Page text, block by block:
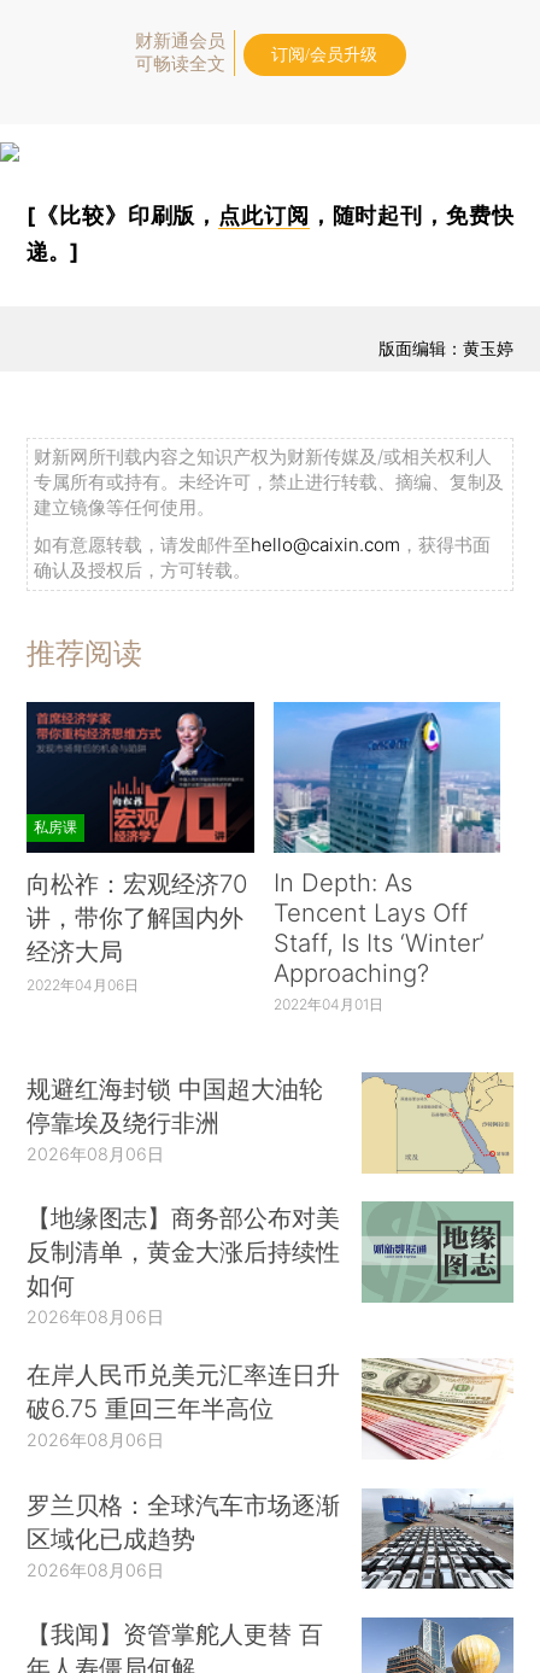
财新通会员
可畅读全文
订阅/会员升级
[《比较》印刷版， 点此订阅 ，随时起刊，免费快
递。]
版面编辑：黄玉婷
财新网所刊载内容之知识产权为财新传媒及/或相关权利人
专属所有或持有。未经许可，禁止进行转载、摘编、复制及
建立镜像等任何使用。
如有意愿转载，请发邮件至hello@caixin.com ，获得书面
确认及授权后，方可转载。
推荐阅读
私房课
向松祚：宏观经济70
讲，带你了解国内外
经济大局
2022年04月06日
In Depth: As
Tencent Lays Off
Staff, Is Its ‘Winter’
Approaching?
2022年04月01日
规避红海封锁 中国超大油轮
停靠埃及绕行非洲
2026年08月06日
【地缘图志】商务部公布对美
反制清单，黄金大涨后持续性
如何
2026年08月06日
在岸人民币兑美元汇率连日升
破6.75 重回三年半高位
2026年08月06日
罗兰贝格：全球汽车市场逐渐
区域化已成趋势
2026年08月06日
【我闻】资管掌舵人更替 百